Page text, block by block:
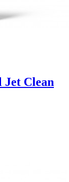
Jet Clean